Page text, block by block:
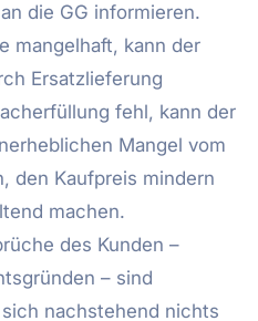
die GG informieren.
mangelhaft, kann der
Ersatzlieferung
fehl, kann der
Mangel vom
den Kaufpreis mindern
machen.
des Kunden –
– sind
nachstehend nichts